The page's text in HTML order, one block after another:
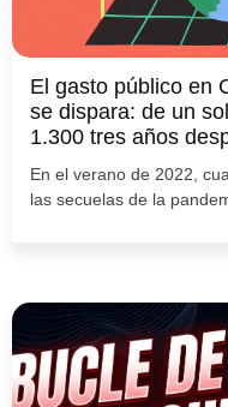
El gasto público en
se dispara: de un
1.300 tres años
En el verano de 2022,
las secuelas de la